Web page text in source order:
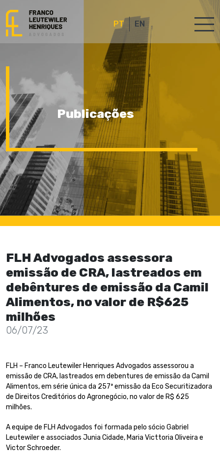
PT EN
Publicações
FLH Advogados assessora
emissão de CRA, lastreados em
debêntures de emissão da Camil
Alimentos, no valor de R$625
milhões
06/07/23
FLH – Franco Leutewiler Henriques Advogados assessorou a
emissão de CRA, lastreados em debentures de emissão da Camil
Alimentos, em série única da 257ª emissão da Eco Securitizadora
de Direitos Creditórios do Agronegócio, no valor de R$ 625
milhões.
A equipe de FLH Advogados foi formada pelo sócio Gabriel
Leutewiler e associados Junia Cidade, Maria Victtoria Oliveira e
Victor Schroeder.